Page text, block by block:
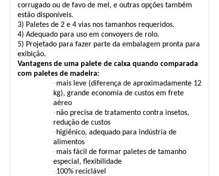
corrugado ou de favo de mel, e outras opções também
estão disponíveis.
3) Paletes de 2 e 4 vias nos tamanhos requeridos.
4) Adequado para uso em convoyers de rolo.
5) Projetado para fazer parte da embalagem pronta para
exibição.
Vantagens de uma palete de caixa quando comparada
com paletes de madeira:
· mais leve (diferença de aproximadamente 12
kg), grande economia de custos em frete
aéreo
· não precisa de tratamento contra insetos,
redução de custos
· higiênico, adequado para indústria de
alimentos
· mais fácil de formar paletes de tamanho
especial, flexibilidade
· 100% reciclável